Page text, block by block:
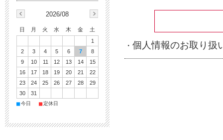
・ 個人情報のお取り扱
2026/08
日 月 火 水 木 金
土
1
2
3 4 5 6 7
8
9
10 11 12 13 14
15
16
17 18 19 20 21
22
23
24 25 26 27 28
29
30
31
■今日 ■定休日